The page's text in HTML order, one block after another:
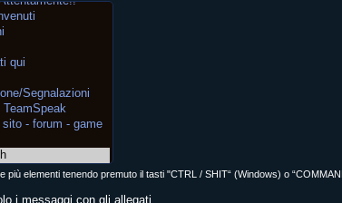
più elementi tenendo premuto il tasti "CTRL / SHIT“ (Windows) o
i messaggi con gli allegati